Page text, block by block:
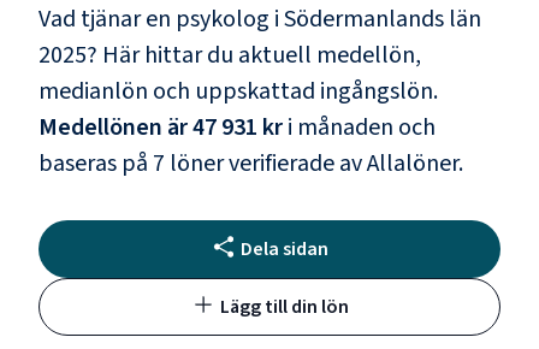
Vad tjänar en psykolog iSödermanlands län
2025? Här hittar du aktuell medellön,
medianlön och uppskattad ingångslön.
Medellönen är47 931 kri månaden och
baseras på 7 löner verifierade av Allalöner.
Dela sidan
Lägg till din lön